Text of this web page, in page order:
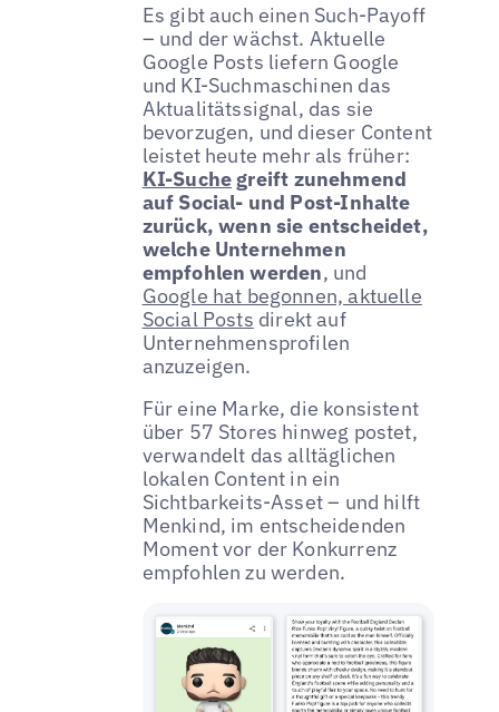
Es gibt auch einen Such-Payoff
– und der wächst. Aktuelle
Google Posts liefern Google
und KI-Suchmaschinen das
Aktualitätssignal, das sie
bevorzugen, und dieser Content
leistet heute mehr als früher:
KI-Suchegreift zunehmend
auf Social- und Post-Inhalte
zurück, wenn sie entscheidet,
welche Unternehmen
empfohlen werden, und
Google hat begonnen, aktuelle
Social Posts direkt auf
Unternehmensprofilen
anzuzeigen.
Für eine Marke, die konsistent
über 57 Stores hinweg postet,
verwandelt das alltäglichen
lokalen Content in ein
Sichtbarkeits-Asset – und hilft
Menkind, im entscheidenden
Moment vor der Konkurrenz
empfohlen zu werden.